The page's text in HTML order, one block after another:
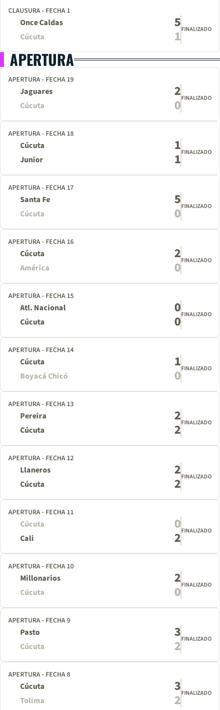
CLAUSURA - FECHA 1
Once Caldas 5
Cúcuta 1FINALIZADO
APERTURA
APERTURA - FECHA 19
Jaguares 2
Cúcuta 0FINALIZADO
APERTURA - FECHA 18
Cúcuta 1
Junior 1FINALIZADO
APERTURA - FECHA 17
Santa Fe 5
Cúcuta 0FINALIZADO
APERTURA - FECHA 16
Cúcuta 2
América 0FINALIZADO
APERTURA - FECHA 15
Atl. Nacional 0
Cúcuta 0FINALIZADO
APERTURA - FECHA 14
Cúcuta 1
Boyacá Chicó 0FINALIZADO
APERTURA - FECHA 13
Pereira 2
Cúcuta 2FINALIZADO
APERTURA - FECHA 12
Llaneros 2
Cúcuta 2FINALIZADO
APERTURA - FECHA 11
Cúcuta 0
Cali 2FINALIZADO
APERTURA - FECHA 10
Millonarios 2
Cúcuta 0FINALIZADO
APERTURA - FECHA 9
Pasto 3
Cúcuta 2FINALIZADO
APERTURA - FECHA 8
Cúcuta 3
Tolima 2FINALIZADO